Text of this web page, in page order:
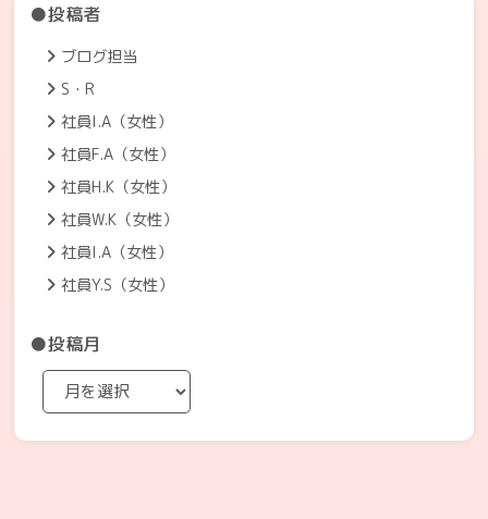
●投稿者
ブログ担当
S・R
社員I.A（女性）
社員F.A（女性）
社員H.K（女性）
社員W.K（女性）
社員I.A（女性）
社員Y.S（女性）
●投稿月